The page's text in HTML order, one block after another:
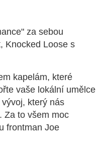
za sebou
Knocked Loose s
kapelám, které
vaše lokální umělce
který nás
Za to všem moc
frontman Joe